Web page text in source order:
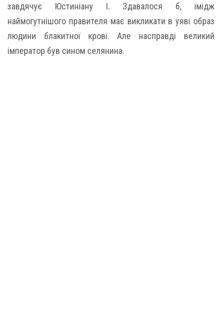
завдячує Юстиніану I. Здавалося б, імідж
наймогутнішого правителя має викликати в уяві образ
людини блакитної крові. Але насправді великий
імператор був сином селянина.